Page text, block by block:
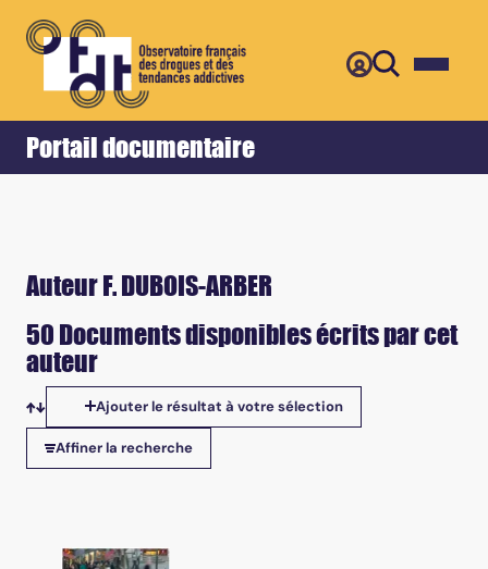
Portail documentaire
Accueil Retour
Auteur F. DUBOIS-ARBER
50 Documents disponibles écrits par cet
auteur
Tris disponibles
Ajouter le résultat à votre sélection
Affiner la recherche